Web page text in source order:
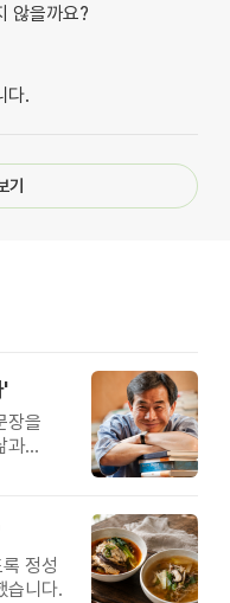
않을까요?
다.
기
'
장을
과
정성
습니다.